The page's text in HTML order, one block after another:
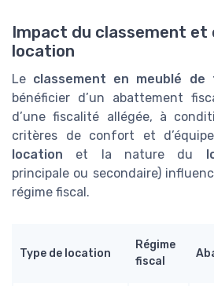
Impact du classement et
location
Le classement en meublé de
bénéficier d’un abattement
d’une fiscalité allégée, à
critères de confort et
location et la nature du
principale ou secondaire)
régime fiscal.
Type de location
Régime
fiscal